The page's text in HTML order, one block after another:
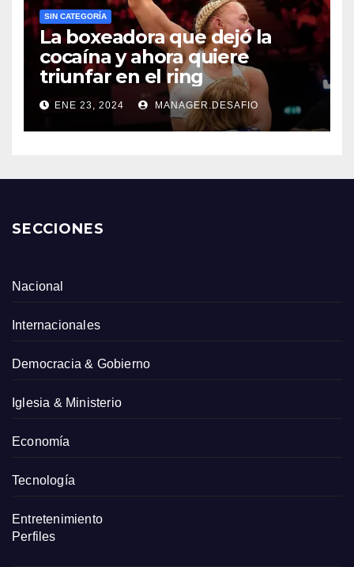
SIN CATEGORÍA
La boxeadora que dejó la
cocaína y ahora quiere
triunfar en el ring​
ENE 23, 2024 MANAGER.DESAFIO
SECCIONES
Nacional
Internacionales
Democracia & Gobierno
Iglesia & Ministerio
Economía
Tecnología
Entretenimiento
Perfiles